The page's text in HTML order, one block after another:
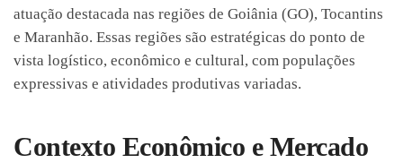
atuação destacada nas regiões de Goiânia (GO), Tocantins
e Maranhão. Essas regiões são estratégicas do ponto de
vista logístico, econômico e cultural, com populações
expressivas e atividades produtivas variadas.
Contexto Econômico e Mercado